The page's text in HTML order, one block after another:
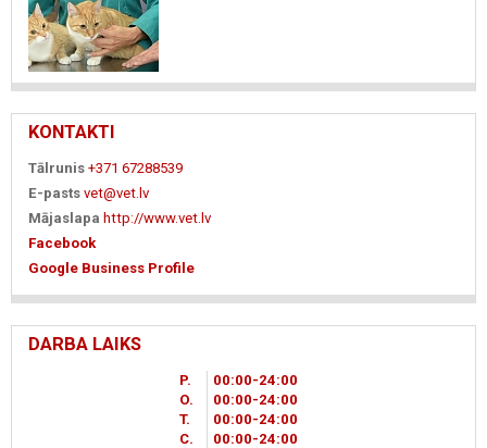
KONTAKTI
Tālrunis +371 67288539
E-pasts vet@vet.lv
Mājaslapa http://www.vet.lv
Facebook
Google Business Profile
DARBA LAIKS
P. 00 00-24 00
O.
00 00-24 00
T.
00 00-24 00
C.
00 00-24 00